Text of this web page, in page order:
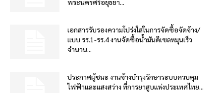
พระนครศรีอยุธยา...
เอกสารรับรองความโปร่งใสในการจัดซื้อจัดจ้าง/
แบบ รร.1-รร.4 งานจัดซื้อน้ำมันดีเซลหมุนเร็ว
จำนวน...
ประกาศผู้ชนะ งานจ้างบำรุงรักษาระบบควบคุม
ไฟฟ้าและแสงสว่าง ที่การยาสูบแห่งประเทศไทย...